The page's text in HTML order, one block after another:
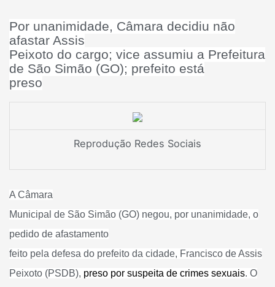
Por unanimidade, Câmara decidiu não
afastar Assis
Peixoto do cargo; vice assumiu a Prefeitura
de São Simão (GO); prefeito está
preso
Reprodução Redes Sociais
A Câmara
Municipal de São Simão (GO) negou, por unanimidade, o
pedido de afastamento
feito pela defesa do prefeito da cidade, Francisco de Assis
Peixoto (PSDB), preso por suspeita de crimes sexuais. O